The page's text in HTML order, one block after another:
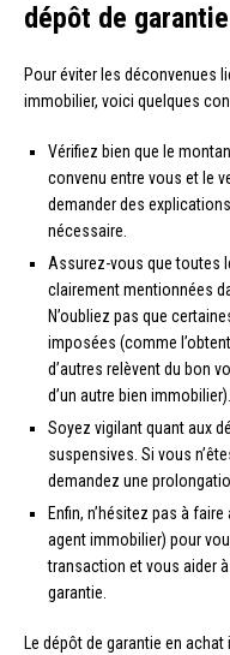
dépôt de garantie
Pour éviter les déconvenues
immobilier, voici quelques
Vérifiez bien que le
convenu entre vous et le
demander des
nécessaire.
Assurez-vous que toutes
clairement mentionnées
N’oubliez pas que
imposées (comme
d’autres relèvent du bon
d’un autre bien immobilier).
Soyez vigilant quant aux
suspensives. Si vous
demandez une
Enfin, n’hésitez pas à
agent immobilier) pour
transaction et vous aider
garantie.
Le dépôt de garantie en